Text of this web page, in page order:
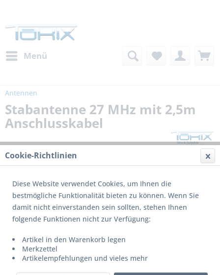
Menü
Antennen
Stabantenne 27 MHz mit 2,5m
Anschlusskabel
Cookie-Richtlinien
Diese Website verwendet Cookies, um Ihnen die
bestmögliche Funktionalität bieten zu können. Wenn Sie
damit nicht einverstanden sein sollten, stehen Ihnen
folgende Funktionen nicht zur Verfügung:
Artikel in den Warenkorb legen
Merkzettel
Artikelempfehlungen und vieles mehr